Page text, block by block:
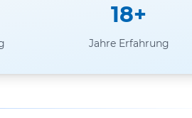
18+
Jahre Erfahrung